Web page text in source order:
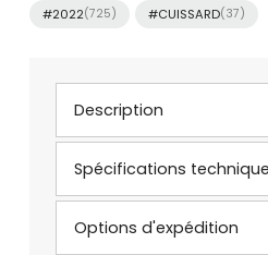
#2022(725) #CUISSARD(37)
Description
Spécifications
Options d'expédition